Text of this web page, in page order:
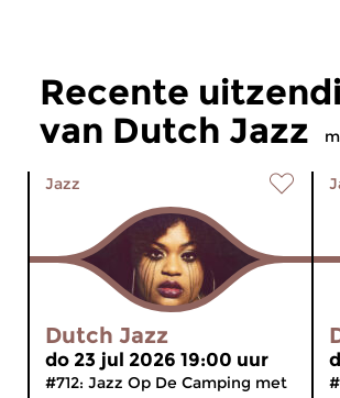
Recente
van Dutch Jazz
Jazz
Dutch Jazz
do 23 jul 2026 19:00 uur
#712: Jazz Op De Camping met